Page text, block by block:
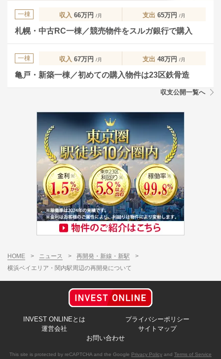
一棟 収入 66万円 /月 支出 65万円 /月
札幌・中古RC一棟／競売物件をスルガ銀行で購入
一棟 収入 67万円 /月 支出 48万円 /月
亀戸・新築一棟／初めての購入物件は23区鉄骨造
収支公開一覧へ
HOME > ニュース > 再開発・新線・新駅
>
横浜ベイエリア・関内駅周辺の再開発について
INVEST ONLINEとは
プライバシーポリシー
運営会社
サイトマップ
お問い合わせ
This site is protected by reCAPTCHA and the Google Privacy Policy and Terms of Service